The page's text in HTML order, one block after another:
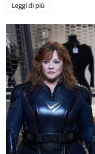
Leggi di più